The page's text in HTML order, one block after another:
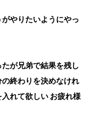
やりたいようにやっ
が兄弟で結果を残し
終わりを決めなけれ
れて欲しい お疲れ様